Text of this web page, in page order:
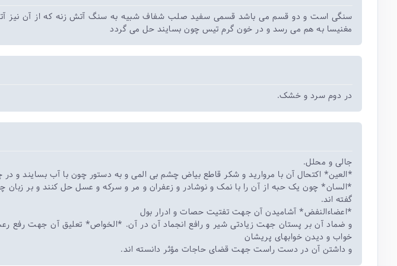
سنگی است و دو قسم می باشد قسمی سفید صلب شفاف شبیه به سنگ آتش زنه که از آن نیز
مغنیسا به هم می رسد و در خون گرم تیس چون بسایند حل می گردد
در دوم سرد و خشک.
جالی و محلل.
*العین* اکتحال آن با مروارید و شکر قاطع بیاض چشم بی المی و به دستور چون با آب بسایند و
*السان* چون یک حبه از آن را با نمک و نوشادر و زعفران و مر و سرکه و عسل حل کنند و بر زبان
گفته اند.
*اعضاءالنفض* آشامیدن آن جهت تفتیت حصات و ادرار بول
و ضماد آن بر پستان جهت زیادتی شیر و رافع انجماد آن در آن. *الخواص* تعلیق آن جهت رفع
خواب و دیدن خوابهای پریشان
و داشتن آن در دست راست جهت قضای حاجات مؤثر دانسته اند.